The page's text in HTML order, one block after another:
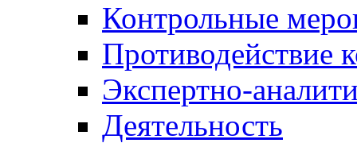
Контрольные
Противодействие
Экспертно-
Деятельность